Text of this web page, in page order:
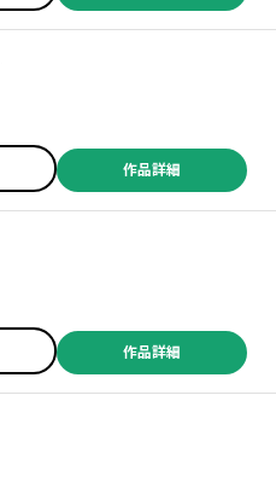
／シズ ／ヨウハ ／高保忠地下 ／中川悠京 ／高橋龍也 ／みなとカーニバル ／あゆま紗由 ／覆面うさぎ ／ＧＡＩＮＡＸ ／Ａｎｍｉ ／ばう ／武梨えり ／瀬尾みいのすけ ／「マクロスΔ」より ／こう１ ／わたなべナベ ／結城一心 ／吉野たるぼ ／箸井地図 ／アキヨシカズタカ ／ゆきのぶ ／ｓｉｈｏ ／よしづきくみち ／がい子くじん ／深見真 ／山波幸介 ／蒼和伸 ／りしん ／満月シオン ／七月隆文 ／箕崎准 ／大熊猫介 ／おおのいも ／ぬこー様 ／ぶきやま ／しいたけ元帥 ／酒虎 ／ｆｕｊｙ ／倖らる ／aonagi ／深山おから
作品詳細
作品詳細